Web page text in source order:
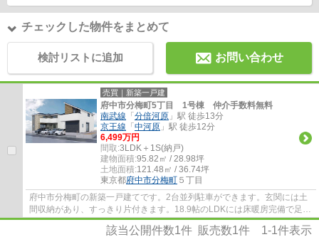
チェックした物件をまとめて
検討リストに追加 お問い合わせ
売買｜新築一戸建
府中市分梅町5丁目 1号棟 仲介手数料無料
南武線 「 分倍河原 」駅 徒歩13分
京王線 「 中河原 」駅 徒歩12分
6,499万円
間取:3LDK＋1S(納戸)
建物面積:95.82㎡ / 28.98坪
土地面積:121.48㎡ / 36.74坪
東京都府中市分梅町 ５丁目
府中市分梅町の新築一戸建てです。2台並列駐車ができます。玄関には土
間収納があり、すっきり片付きます。18.9帖のLDKには床暖房完備で足元
から暖かです。エコジョーズは食洗機等、設...
該当公開件数1件 販売数1件 1-1件表示